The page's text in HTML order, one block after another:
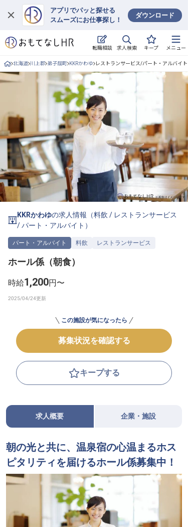
アプリでパッと探せる
スムーズにお仕事探し！
ダウンロード
転職相談 求人検索 キープ メニュー
ログイン
求人・施設を探す
キープした求人
就職・転職 合同説明会
おもてなしHRについて
ご利用の流れ
よくある質問
ホテル・宿泊業界情報コラム
無料 転職サポートに申し込む
採用をお考えの企業様へ
北海道 川上郡 弟子屈町 KKRかわゆ レストランサービス/パート・アルバイト
KKRかわゆの求人情報（料飲 / レストランサービス
/パート・アルバイト ）
パート・アルバイト 料飲 レストランサービス
ホール係（朝食）
時給1,200円〜
この施設が気になったら
募集状況を確認する
キープする
求人概要 企業・施設
朝の光と共に、温泉宿の心温まるホス
ピタリティを届けるホール係募集中！